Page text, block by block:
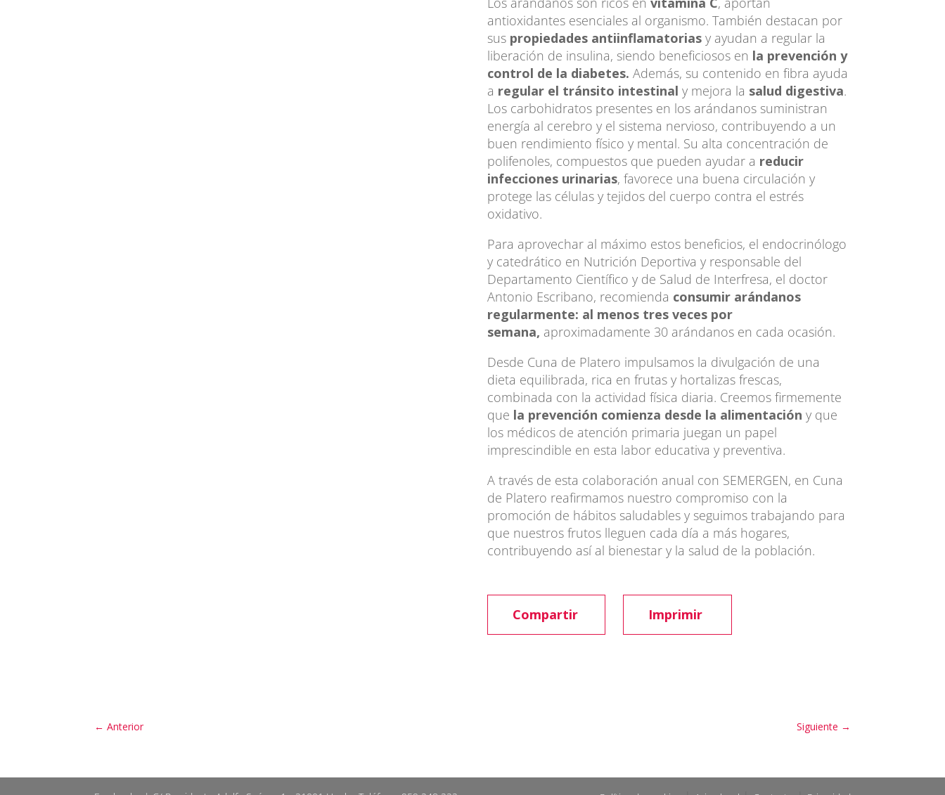
antioxidantes esenciales al organismo. También destacan por
sus propiedades antiinflamatorias y ayudan a regular la
liberación de insulina, siendo beneficiosos en la prevención y
control de la diabetes.Además, su contenido en fibra ayuda
a regular el tránsito intestinal y mejora la salud digestiva.
Los carbohidratos presentes en los arándanos suministran
energía al cerebro y el sistema nervioso, contribuyendo a un
buen rendimiento físico y mental. Su alta concentración de
polifenoles, compuestos que pueden ayudar a reducir
infecciones urinarias, favorece una buena circulación y
protege las células y tejidos del cuerpo contra el estrés
oxidativo.
Para aprovechar al máximo estos beneficios, el endocrinólogo
y catedrático en Nutrición Deportiva y responsable del
Departamento Científico y de Salud de Interfresa, el doctor
Antonio Escribano, recomienda consumir arándanos
regularmente: al menos tres veces por
semana, aproximadamente 30 arándanos en cada ocasión.
Desde Cuna de Platero impulsamos la divulgación de una
dieta equilibrada, rica en frutas y hortalizas frescas,
combinada con la actividad física diaria. Creemos firmemente
que la prevención comienza desde la alimentación y que
los médicos de atención primaria juegan un papel
imprescindible en esta labor educativa y preventiva.
A través de esta colaboración anual con SEMERGEN, en Cuna
de Platero reafirmamos nuestro compromiso con la
promoción de hábitos saludables y seguimos trabajando para
que nuestros frutos lleguen cada día a más hogares,
contribuyendo así al bienestar y la salud de la población.
Compartir Imprimir
←Anterior Siguiente →